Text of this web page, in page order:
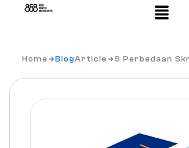
Home BlogArticle 9 Perbedaan